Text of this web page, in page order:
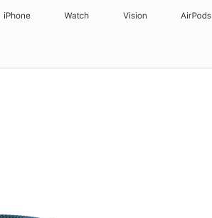
iPhone Watch Vision AirPods